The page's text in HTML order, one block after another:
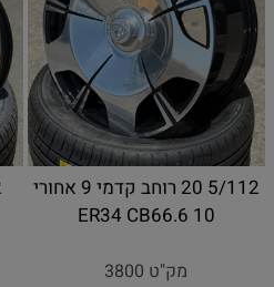
5/112 20 רוחב קדמי 9 אחורי
10 ER34 CB66.6
מק"ט 3800